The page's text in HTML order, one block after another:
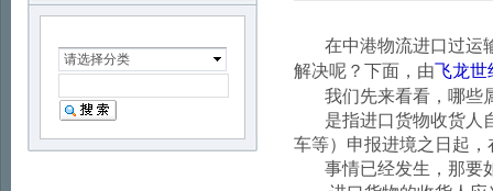
请选择分类
在中港物流进口过运
解决呢？下面，由飞龙世
我们先来看看，哪些
是指进口货物收货人
车等）申报进境之日起
事情已经发生，那要